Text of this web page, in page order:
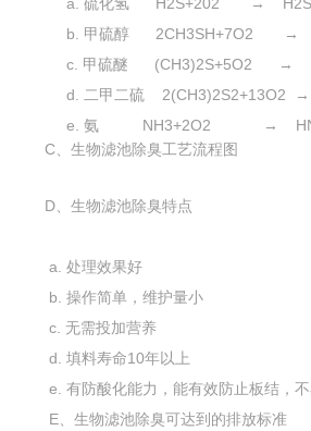
b. 甲硫醇 2CH3SH+7O2 →
c. 甲硫醚 (CH3)2S+5O2 →
d. 二甲二硫 2(CH3)2S2+13O2 →
e. 氨 NH3+2O2 →
C、生物滤池除臭工艺流程图
D、生物滤池除臭特点
a. 处理效果好
b. 操作简单，维护量小
c. 无需投加营养
d. 填料寿命10年以上
e. 有防酸化能力，能有效防止板结，
E、生物滤池除臭可达到的排放标准